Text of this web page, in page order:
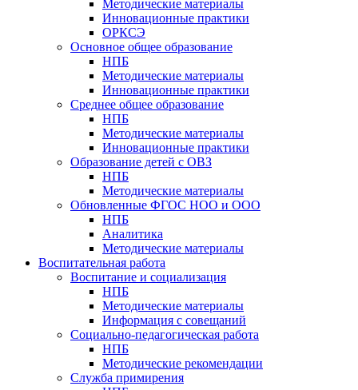
Методические материалы
Инновационные практики
ОРКСЭ
Основное общее образование
НПБ
Методические материалы
Инновационные практики
Среднее общее образование
НПБ
Методические материалы
Инновационные практики
Образование детей с ОВЗ
НПБ
Методические материалы
Обновленные ФГОС НОО и ООО
НПБ
Аналитика
Методические материалы
Воспитательная работа
Воспитание и социализация
НПБ
Методические материалы
Информация с совещаний
Социально-педагогическая работа
НПБ
Методические рекомендации
Служба примирения